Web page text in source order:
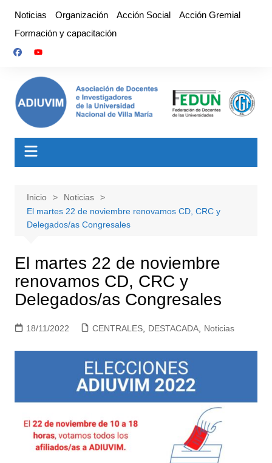
contenido
Noticias Organización Acción Social
Acción Gremial
Formación y capacitación
Inicio
Noticias
El martes 22 de noviembre renovamos CD, CRC y
Delegados/as Congresales
El martes 22 de noviembre
renovamos CD, CRC y
Delegados/as Congresales
18/11/2022 CENTRALES, DESTACADA, Noticias